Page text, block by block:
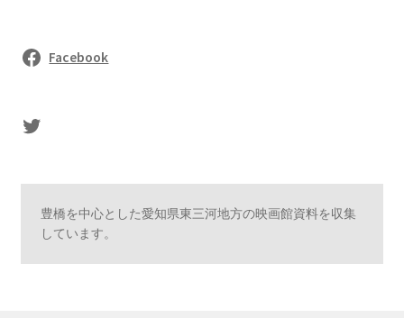
Facebook
sasaki's Twitter
豊橋を中心とした愛知県東三河地方の映画館資料を収集
しています。